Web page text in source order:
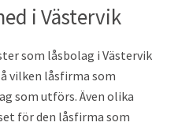
i Västervik
som låsbolag i Västervik
vilken låsfirma som
som utförs. Även olika
för den låsfirma som